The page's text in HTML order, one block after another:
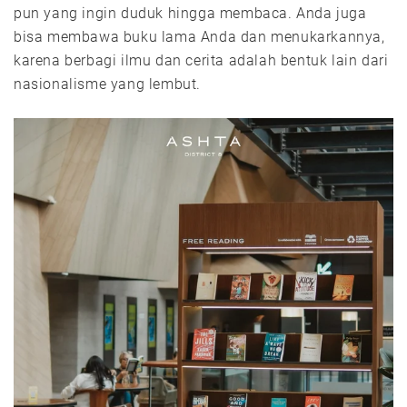
pun yang ingin duduk hingga membaca. Anda juga
bisa membawa buku lama Anda dan menukarkannya,
karena berbagi ilmu dan cerita adalah bentuk lain dari
nasionalisme yang lembut.